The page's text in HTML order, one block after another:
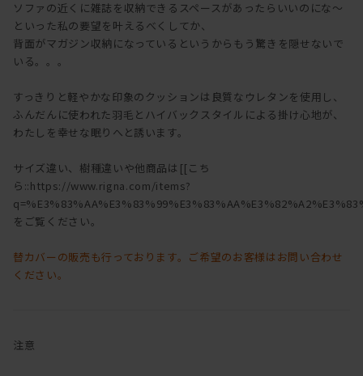
ソファの近くに雑誌を収納できるスペースがあったらいいのにな～
といった私の要望を叶えるべくしてか、
背面がマガジン収納になっているというからもう驚きを隠せないで
いる。。。
すっきりと軽やかな印象のクッションは良質なウレタンを使用し、
ふんだんに使われた羽毛とハイバックスタイルによる掛け心地が、
わたしを幸せな眠りへと誘います。
サイズ違い、樹種違いや他商品は[[こち
ら::https://www.rigna.com/items?
をご覧ください。
替カバーの販売も行っております。ご希望のお客様はお問い合わせ
ください。
注意